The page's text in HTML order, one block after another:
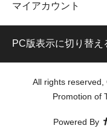
マイアカウント
PC版表示に切り替え
All rights
Promotion of
Powered By